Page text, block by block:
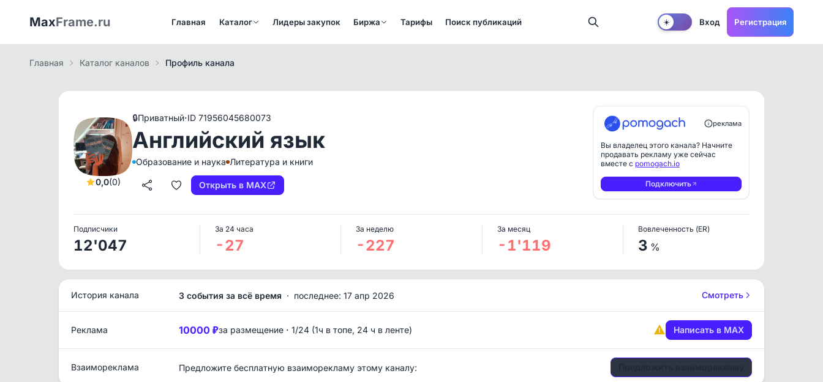
MaxFrame.ru Главная Каталог Лидеры закупок Биржа Тарифы Поиск публикаций ☀️ Вход Регистрация
Главная Каталог каналов Профиль канала
0,0(0)
🔒Приватный·ID 71956045680073
Английский язык
Образование и наука Литература и книги
Открыть в MAX
реклама
Вы владелец этого канала? Начните
продавать рекламу уже сейчас
вместе с pomogach.io
Подключить
Подписчики
12'047
За 24 часа
-27
За неделю
-227
За месяц
-1'119
Вовлеченность (ER)
3 %
История канала 3 события за всё время · последнее: 17 апр 2026 Смотреть
Реклама 10000 ₽за размещение · 1/24 (1ч в топе, 24 ч в ленте) Написать в MAX
Взаимореклама Предложите бесплатную взаиморекламу этому каналу: